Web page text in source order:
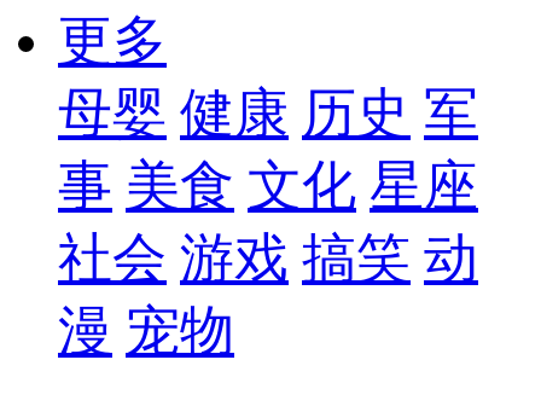
更多
母婴 健康 历史 军
事 美食 文化 星座
社会 游戏 搞笑 动
漫 宠物